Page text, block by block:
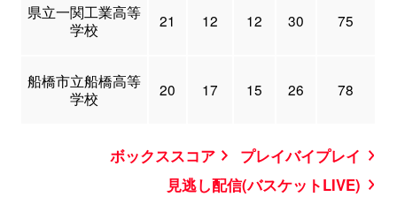
県立一関工業高等
学校
21 12 12 30 75
船橋市立船橋高等
学校
20 17 15 26 78
ボックススコア
プレイバイプレイ
見逃し配信(バスケットLIVE)